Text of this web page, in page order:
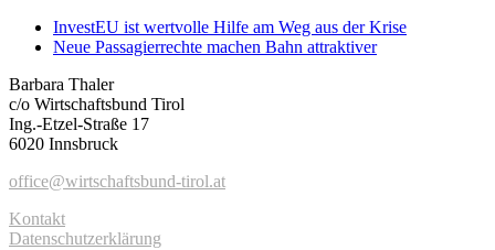
InvestEU ist wertvolle Hilfe am Weg aus der Krise
Neue Passagierrechte machen Bahn attraktiver
Barbara Thaler
c/o Wirtschaftsbund Tirol
Ing.-Etzel-Straße 17
6020 Innsbruck
office@wirtschaftsbund-tirol.at
Kontakt
Datenschutzerklärung